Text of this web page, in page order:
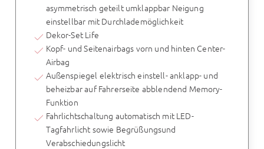
asymmetrisch geteilt umklappbar Neigung
einstellbar mit Durchlademöglichkeit
Dekor-Set Life
Kopf- und Seitenairbags vorn und hinten Center-
Airbag
Außenspiegel elektrisch einstell- anklapp- und
beheizbar auf Fahrerseite abblendend Memory-
Funktion
Fahrlichtschaltung automatisch mit LED-
Tagfahrlicht sowie Begrüßungsund
Verabschiedungslicht